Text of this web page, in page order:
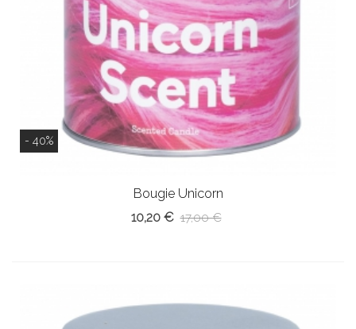
- 40%
Bougie Unicorn
10,20 € 17,00 €